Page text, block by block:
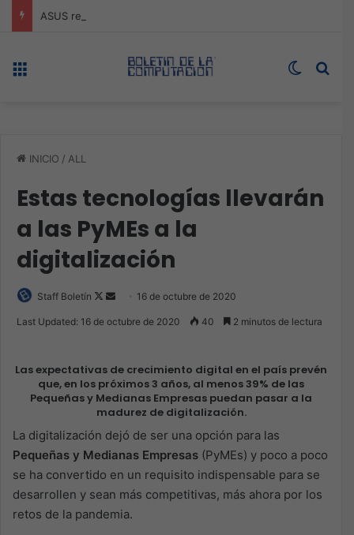
Switch
INICIO / ALL
Estas tecnologías llevarán
a las PyMEs a la
digitalización
Staff Boletín
Follow
Send 16 de octubre de 2020
Last Updated: 16 de octubre de 2020 40 2 minutos de lectura
Las expectativas de crecimiento digital en el país prevén
que, en los próximos 3 años, al menos 39% de las
Pequeñas y Medianas Empresas puedan pasar a la
madurez de digitalización.
La digitalización dejó de ser una opción para las
Pequeñas y Medianas Empresas (PyMEs) y poco a poco
se ha convertido en un requisito indispensable para se
desarrollen y sean más competitivas, más ahora por los
retos de la pandemia.